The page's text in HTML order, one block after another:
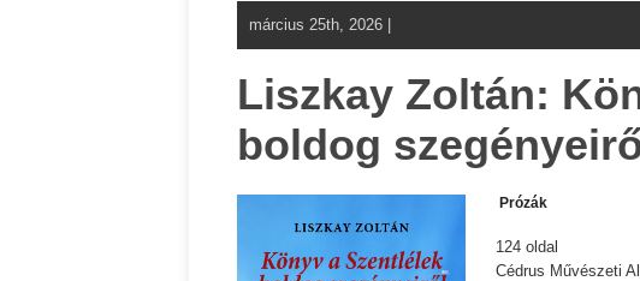
március 25th, 2026 |
Liszkay Zoltán:
boldog
Prózák
124 oldal
Cédrus Művészeti